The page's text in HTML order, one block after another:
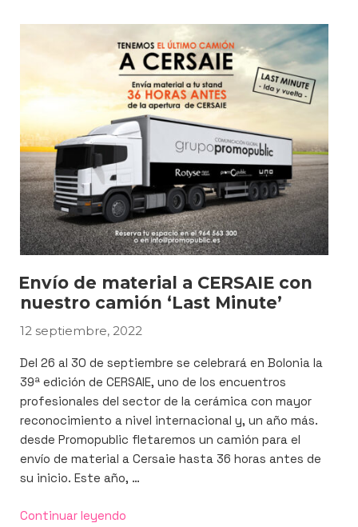
es
el
color
que
marcará
tendencia»
Envío de material a CERSAIE con
nuestro camión ‘Last Minute’
PUBLICADO
12 septiembre, 2022
Del 26 al 30 de septiembre se celebrará en Bolonia la
39ª edición de CERSAIE, uno de los encuentros
profesionales del sector de la cerámica con mayor
reconocimiento a nivel internacional y, un año más.
desde Promopublic fletaremos un camión para el
envío de material a Cersaie hasta 36 horas antes de
su inicio. Este año, …
Continuar leyendo